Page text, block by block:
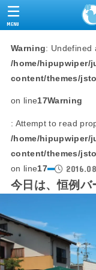
MENU
Warning: Undefined
/home/hipupwiper/
content/themes/
on line17Warning
: Attempt to read
/home/hipupwiper/
content/themes/
on line17
今日は、恒例バ